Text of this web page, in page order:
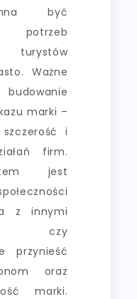
być
potrzeb
turystów
Ważne
marki –
i
firm.
jest
z innymi
czy
przynieść
oraz
marki.